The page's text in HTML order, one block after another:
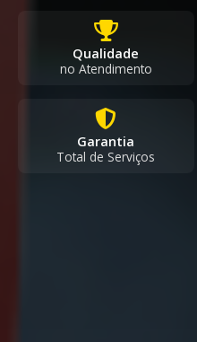
Qualidade
no Atendimento
Garantia
Total de Serviços